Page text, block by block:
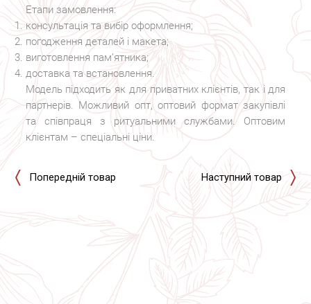
Етапи замовлення:
консультація та вибір оформлення;
погодження деталей і макета;
виготовлення пам’ятника;
доставка та встановлення.
Модель підходить як для приватних клієнтів, так і для
партнерів. Можливий опт, оптовий формат закупівлі
та співпраця з ритуальними службами. Оптовим
клієнтам – спеціальні ціни.
Попередній товар Наступний товар